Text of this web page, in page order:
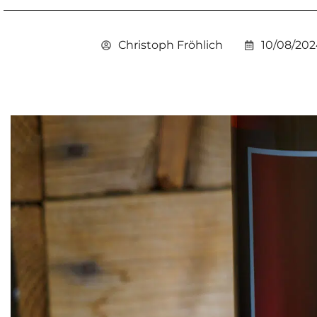
Christoph Fröhlich 10/08/